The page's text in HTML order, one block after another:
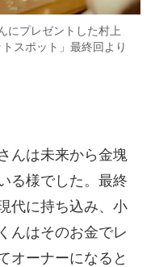
にプレゼントした村上
スポット」最終回より
んは未来から金塊
る様でした。最終
代に持ち込み、小
んはそのお金でレ
オーナーになると